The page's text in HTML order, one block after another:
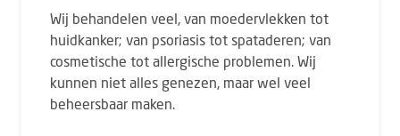
Wij behandelen veel, van moedervlekken tot
huidkanker; van psoriasis tot spataderen; van
cosmetische tot allergische problemen. Wij
kunnen niet alles genezen, maar wel veel
beheersbaar maken.